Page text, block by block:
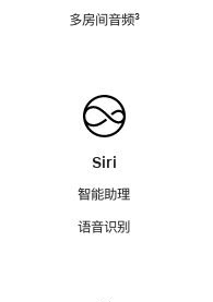
多房间音频脚
³
Siri
智能助理
语音识别